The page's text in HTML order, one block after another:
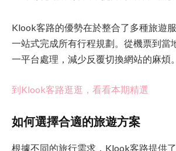
Klook客路的優勢在於整合了多種旅遊
一站式完成所有行程規劃。從機票到當
一平台處理，減少反覆切換網站的麻煩。
到Klook客路逛逛，看看本期精選
如何選擇合適的旅遊方案
根據不同的旅行需求，Klook客路提供